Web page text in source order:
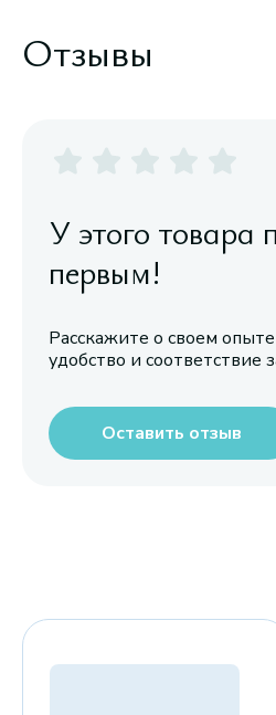
Отзывы
У этого товара
первым!
Расскажите о своем
удобство и соответствие
Оставить отзыв